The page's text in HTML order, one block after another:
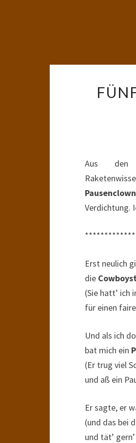
Aus den
Pausenclown
Verdichtung.
Erst neulich
die
(Sie hatt’ ich
für einen
Und als ich
bat mich ein
(Er trug viel
und aß ein
Er sagte, er
(und das bei
und tät’